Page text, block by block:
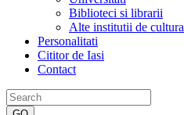
Biblioteci si librarii
Alte institutii de cultura
Personalitati
Cititor de Iasi
Contact